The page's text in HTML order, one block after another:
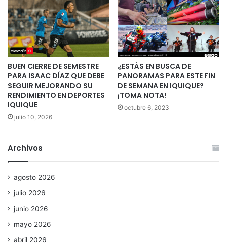
BUEN CIERRE DE SEMESTRE
PARA ISAAC DÍAZ QUE DEBE
SEGUIR MEJORANDO SU
RENDIMIENTO EN DEPORTES
IQUIQUE
julio 10, 2026
¿ESTÁS EN BUSCA DE
PANORAMAS PARA ESTE FIN
DE SEMANA EN IQUIQUE?
¡TOMA NOTA!
octubre 6, 2023
Archivos
agosto 2026
julio 2026
junio 2026
mayo 2026
abril 2026